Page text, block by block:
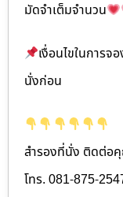
มัดจำเต็มจำนวน
เงื่อนไขในการ
นั่งก่อน
สำรองที่นั่ง ติดต่อ
โทร. 081-875-